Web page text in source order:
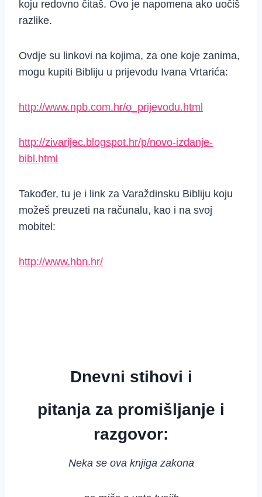
koju redovno čitaš. Ovo je napomena ako uočiš
razlike.
Ovdje su linkovi na kojima, za one koje zanima,
mogu kupiti Bibliju u prijevodu Ivana Vrtarića:
http://www.npb.com.hr/o_prijevodu.html
http://zivarijec.blogspot.hr/p/novo-izdanje-
bibl.html
Također, tu je i link za Varaždinsku Bibliju koju
možeš preuzeti na računalu, kao i na svoj
mobitel:
http://www.hbn.hr/
Dnevni stihovi i
pitanja za promišljanje i
razgovor:
Neka se ova knjiga zakona